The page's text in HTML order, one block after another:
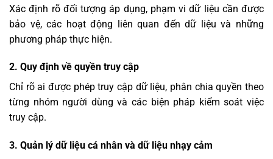
Xác định rõ đối tượng áp dụng, phạm vi dữ liệu cần được
bảo vệ, các hoạt động liên quan đến dữ liệu và những
phương pháp thực hiện.
2. Quy định về quyền truy cập
Chỉ rõ ai được phép truy cập dữ liệu, phân chia quyền theo
từng nhóm người dùng và các biện pháp kiểm soát việc
truy cập.
3. Quản lý dữ liệu cá nhân và dữ liệu nhạy cảm